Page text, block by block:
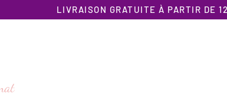
LIVRAISON GRATUITE À PARTIR DE